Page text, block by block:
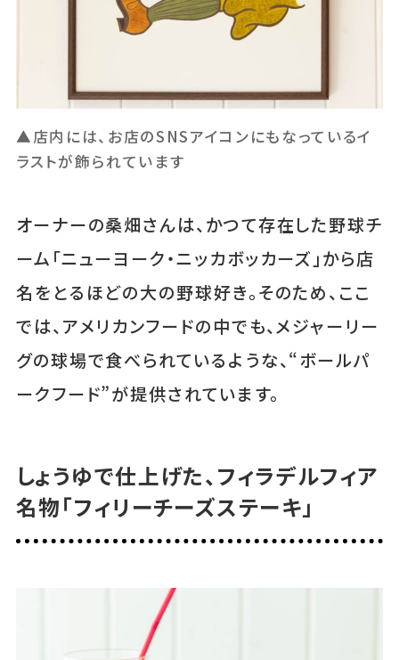
▲店内には、お店のSNSアイコンにもなっているイ
ラストが飾られています
オーナーの桑畑さんは、かつて存在した野球チ
ーム「ニューヨーク・ニッカボッカーズ」から店
名をとるほどの大の野球好き。そのため、ここ
では、アメリカンフードの中でも、メジャーリー
グの球場で食べられているような、“ボールパ
ークフード”が提供されています。
しょうゆで仕上げた、フィラデルフィア
名物「フィリーチーズステーキ」